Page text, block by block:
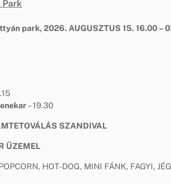
park, 2026. AUGUSZTUS 15. 16.00 –
– 19.30
SZANDIVAL
ÜZEMEL
HOT-DOG, MINI FÁNK, FAGYI,